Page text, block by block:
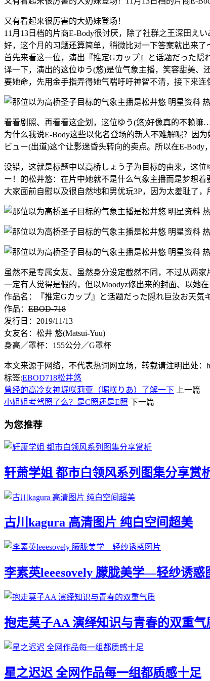
又有看起来很厉害的大奶妹登场！
11月13日档的片商E-Body很讨厌，除了社群之王深田えい
好，这个月的习题还算简单，稍微比对一下答案就出来了
首先来看这一位，演出『推定Gカップ』と话题だった
译一下，演出的这位ゆう(悠)是位气象主播，笑容甜美、
要她命，先用金手指弄得她气喘吁吁神智不清，接下来
看看剧照、再看看这企划，这位ゆう(悠)好像真的不赖嘛
为什么我说E-Body这些以化名登场的新人不难解呢？因
ビュー(出道)这个让影迷昏头转向的卖点。所以在E-
没错，这就是标题中以高桥しょう子为目标的由来，这
ー！的松井悠：在片中她就不是什么气象主播而是梦想
大家面前自慰以及很自然地和男优玩3P，因为太羞耻了
虽然不是专属女友、虽然身分设定截然不同，不过从两
一定有人觉得是假的，但以Moodyz修出来的封面、以她
作品名：『推定Gカップ』と话题だった隠れ巨汝お天気
作品： EBOD-718
发行日：2019/11/13
女友名：松井 悠(Matsui-Yuu)
身高／罩杯：155公分／G罩杯
本文来源于网络，不代表热词网立场，转载请注明出处：
标签:EBOD718松井悠
曾经的高冷女神堀咲莉亚（堀咲りあ）了解一下
上一篇
小姐姐考驾照了么？是C照还是E照 下一篇
为您推荐
轩萧学姐 都市白领风系列图集分享赏
古川kagura 高清图片 纯白空间超美
李素英leeesovely 朦胧美学—轻纱诱惑
抱走莫子AA 演绎知识与青春的双重气
星之迟迟 全网作品每一组都质感十足